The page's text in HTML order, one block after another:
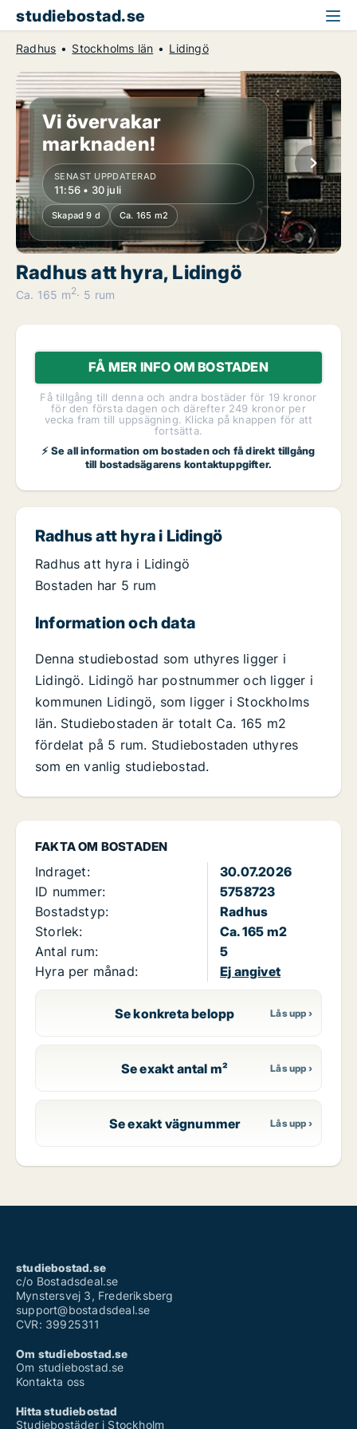
studiebostad.se
Radhus Stockholms län Lidingö
Vi övervakar
marknaden!
SENAST UPPDATERAD
11:56 • 30 juli
Skapad 9 d Ca. 165 m2
Radhus att hyra, Lidingö
Ca. 165 m2 5 rum
FÅ MER INFO OM BOSTADEN
Få tillgång till denna och andra bostäder för 19 kronor
för den första dagen och därefter 249 kronor per
vecka fram till uppsägning. Klicka på knappen för att
fortsätta.
⚡ Se all information om bostaden och få direkt tillgång
till bostadsägarens kontaktuppgifter.
FAKTA OM BOSTADEN
Indraget:
30.07.2026
ID nummer:
5758723
Bostadstyp:
Radhus
Storlek:
Ca. 165 m2
Antal rum:
5
Hyra per månad:
Ej angivet
Se konkreta belopp
Se exakt antal m²
Se exakt vägnummer
Radhus att hyra i Lidingö
Radhus att hyra i Lidingö
Bostaden har 5 rum
Information och data
Denna studiebostad som uthyres ligger i
Lidingö. Lidingö har postnummer och ligger i
kommunen Lidingö, som ligger i Stockholms
län. Studiebostaden är totalt Ca. 165 m2
fördelat på 5 rum. Studiebostaden uthyres
som en vanlig studiebostad.
studiebostad.se
c/o Bostadsdeal.se
Mynstersvej 3, Frederiksberg
support@bostadsdeal.se
CVR: 39925311
Om studiebostad.se
Om studiebostad.se
Kontakta oss
Hitta studiebostad
Studiebostäder i Stockholm